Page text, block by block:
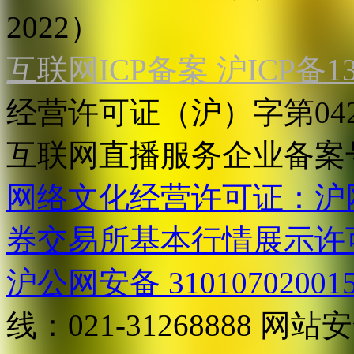
2022）
互联网ICP备案 沪ICP备
经营许可证（沪）字第
互联网直播服务企业备案
网络文化经营许可证：
券交易所基本行情展示许
沪公网安备
线：021-31268888 网站